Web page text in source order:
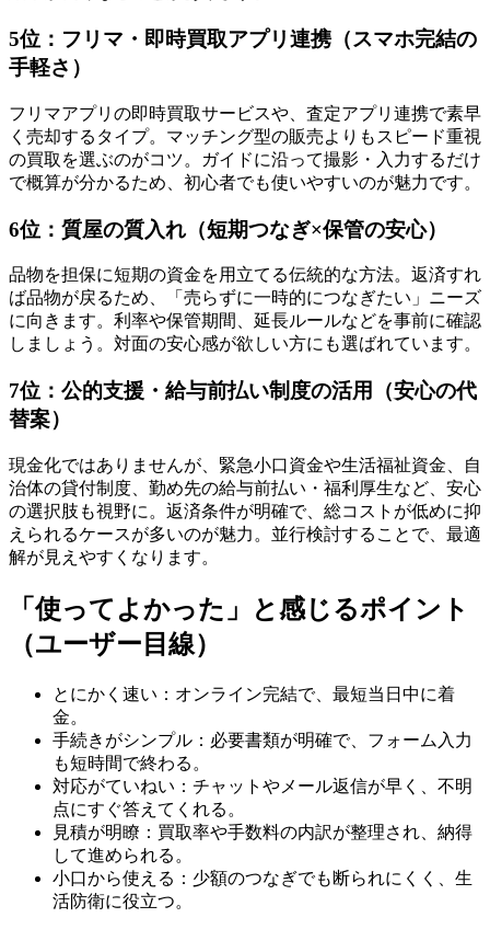
5位：フリマ・即時買取アプリ連携（スマホ完結の
手軽さ）
フリマアプリの即時買取サービスや、査定アプリ連携で素早
く売却するタイプ。マッチング型の販売よりもスピード重視
の買取を選ぶのがコツ。ガイドに沿って撮影・入力するだけ
で概算が分かるため、初心者でも使いやすいのが魅力です。
6位：質屋の質入れ（短期つなぎ×保管の安心）
品物を担保に短期の資金を用立てる伝統的な方法。返済すれ
ば品物が戻るため、「売らずに一時的につなぎたい」ニーズ
に向きます。利率や保管期間、延長ルールなどを事前に確認
しましょう。対面の安心感が欲しい方にも選ばれています。
7位：公的支援・給与前払い制度の活用（安心の代
替案）
現金化ではありませんが、緊急小口資金や生活福祉資金、自
治体の貸付制度、勤め先の給与前払い・福利厚生など、安心
の選択肢も視野に。返済条件が明確で、総コストが低めに抑
えられるケースが多いのが魅力。並行検討することで、最適
解が見えやすくなります。
「使ってよかった」と感じるポイント
（ユーザー目線）
とにかく速い：オンライン完結で、最短当日中に着
金。
手続きがシンプル：必要書類が明確で、フォーム入力
も短時間で終わる。
対応がていねい：チャットやメール返信が早く、不明
点にすぐ答えてくれる。
見積が明瞭：買取率や手数料の内訳が整理され、納得
して進められる。
小口から使える：少額のつなぎでも断られにくく、生
活防衛に役立つ。